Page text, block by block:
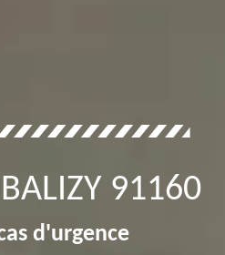
91160
d'urgence